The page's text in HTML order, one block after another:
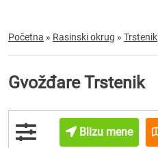
Početna » Rasinski okrug » Trstenik
Gvožđare Trstenik
Blizu mene